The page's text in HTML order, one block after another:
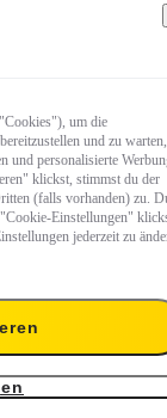
In den
um die
und zu warten,
und personalisierte
klickst, stimmst du der
(falls vorhanden) zu.
Einstellungen"
jederzeit zu